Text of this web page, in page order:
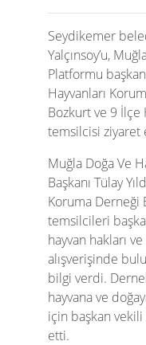
Seydikemer
Yalçınsoy’u,
Platformu
Hayvanları
Bozkurt ve 9 İlçe
temsilcisi ziyaret
Muğla Doğa Ve
Başkanı Tülay
Koruma Derneği
temsilcileri
hayvan hakları
alışverişinde
bilgi verdi.
hayvana ve
için başkan vekili
etti.